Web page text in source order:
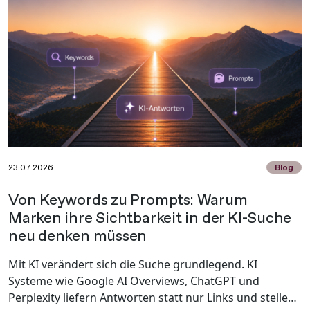
23.07.2026 Blog
Von Keywords zu Prompts: Warum
Marken ihre Sichtbarkeit in der KI-Suche
neu denken müssen
Mit KI verändert sich die Suche grundlegend. KI
Systeme wie Google AI Overviews, ChatGPT und
Perplexity liefern Antworten statt nur Links und stellen